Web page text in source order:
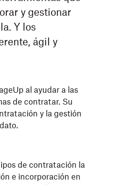
y gestionar
Y los
ágil y
al ayudar a las
de contratar. Su
y la gestión
de contratación la
e incorporación en